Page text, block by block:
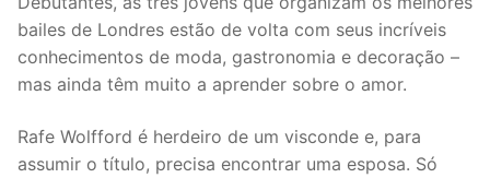
bailes de Londres estão de volta com seus incríveis
conhecimentos de moda, gastronomia e decoração –
mas ainda têm muito a aprender sobre o amor.
Rafe Wolfford é herdeiro de um visconde e, para
assumir o título, precisa encontrar uma esposa. Só